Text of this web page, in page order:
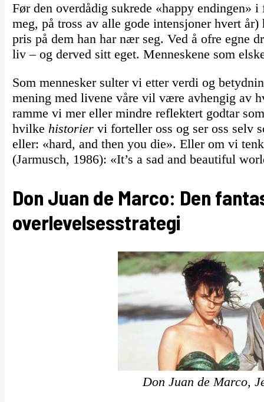
Før den overdådig sukrede «happy
meg, på tross av alle gode intensjoner hvert
pris på dem han har nær seg. Ved å ofre egne
liv – og derved sitt eget. Menneskene som
Som mennesker sulter vi etter verdi og
mening med livene våre vil være avhengig av
ramme vi mer eller mindre reflektert godtar
hvilke historiervi forteller oss og ser oss selv
eller: «hard, and then you die». Eller om vi
(Jarmusch, 1986): «It’s a sad and beautiful
Don Juan de Marco: Den
overlevelsesstrategi
Don Juan de Marco,